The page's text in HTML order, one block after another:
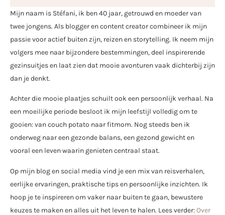
Mijn naam is Stéfani, ik ben 40 jaar, getrouwd en moeder van
twee jongens. Als blogger en content creator combineer ik mijn
passie voor actief buiten zijn, reizen en storytelling. Ik neem mijn
volgers mee naar bijzondere bestemmingen, deel inspirerende
gezinsuitjes en laat zien dat mooie avonturen vaak dichterbij zijn
dan je denkt.
Achter die mooie plaatjes schuilt ook een persoonlijk verhaal. Na
een moeilijke periode besloot ik mijn leefstijl volledig om te
gooien: van couch potato naar fitmom. Nog steeds ben ik
onderweg naar een gezonde balans, een gezond gewicht en
vooral een leven waarin genieten centraal staat.
Op mijn blog en social media vind je een mix van reisverhalen,
eerlijke ervaringen, praktische tips en persoonlijke inzichten. Ik
hoop je te inspireren om vaker naar buiten te gaan, bewustere
keuzes te maken en alles uit het leven te halen. Lees verder:Over